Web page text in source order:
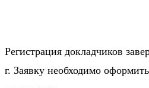
Регистрация докладчиков
г. Заявку необходимо